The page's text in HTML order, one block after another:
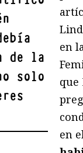
de la
solo
en
que
en